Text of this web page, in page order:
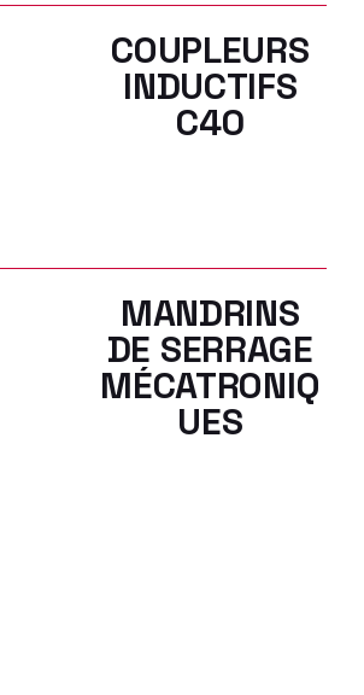
COUPLEURS
INDUCTIFS
C40
MANDRINS
DE SERRAGE
MÉCATRONIQ
UES